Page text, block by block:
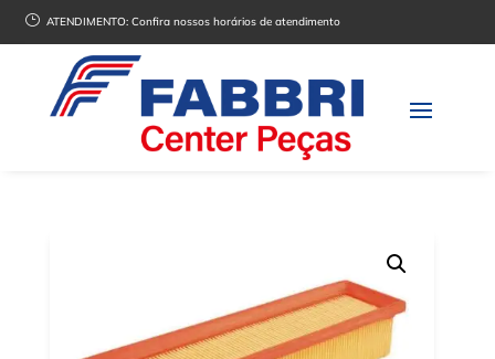
} ATENDIMENTO:Confira nossos horários de atendimento